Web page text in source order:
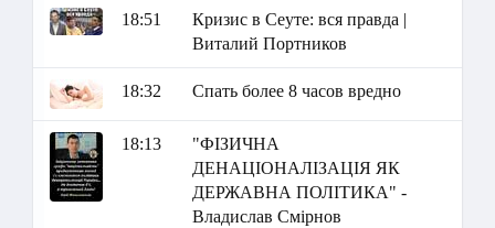
18:51
Кризис в Сеуте: вся правда |
Виталий Портников
18:32 Спать более 8 часов вредно
18:13
"ФІЗИЧНА
ДЕНАЦІОНАЛІЗАЦІЯ ЯК
ДЕРЖАВНА ПОЛІТИКА" -
Владислав Смірнов